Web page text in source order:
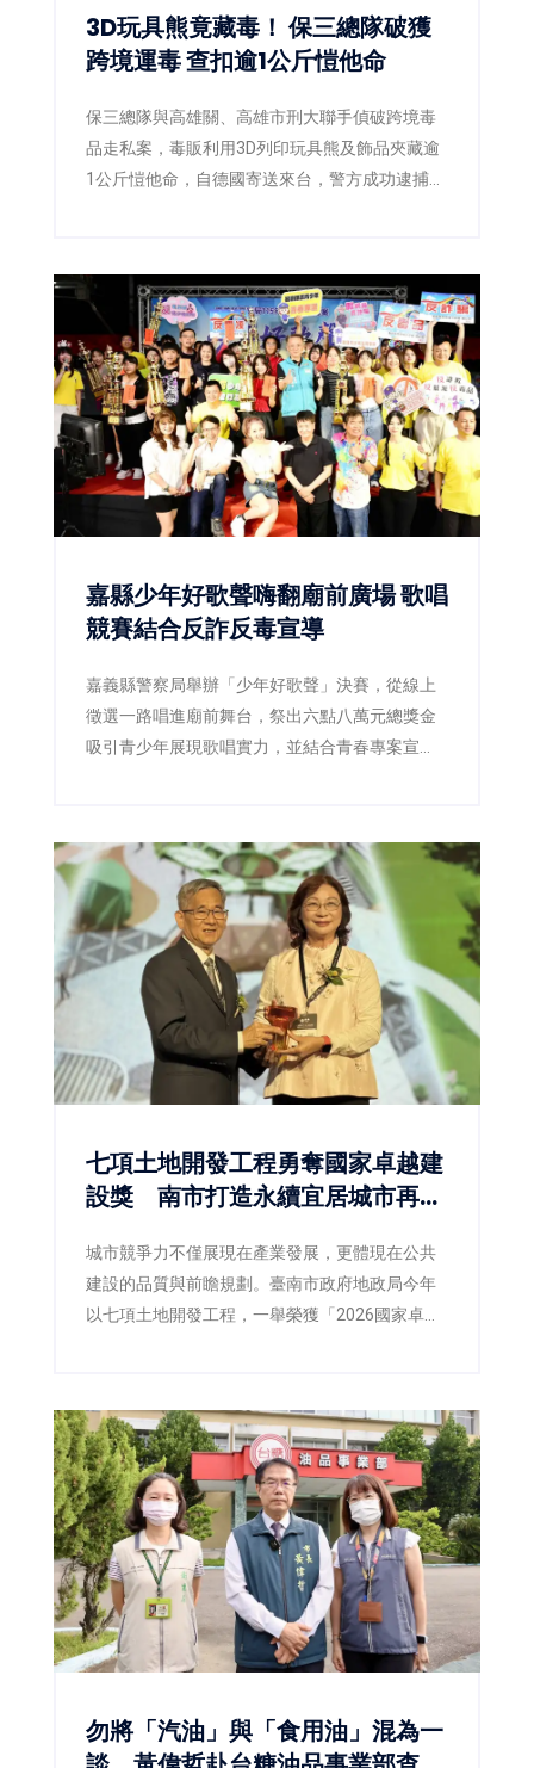
3D玩具熊竟藏毒！ 保三總隊破獲
跨境運毒 查扣逾1公斤愷他命
保三總隊與高雄關、高雄市刑大聯手偵破跨境毒
品走私案，毒販利用3D列印玩具熊及飾品夾藏逾
1公斤愷他命，自德國寄送來台，警方成功逮捕2
嘉縣少年好歌聲嗨翻廟前廣場 歌唱
競賽結合反詐反毒宣導
嘉義縣警察局舉辦「少年好歌聲」決賽，從線上
徵選一路唱進廟前舞台，祭出六點八萬元總獎金
吸引青少年展現歌唱實力，並結合青春專案宣
七項土地開發工程勇奪國家卓越建
設獎 南市打造永續宜居城市再獲
城市競爭力不僅展現在產業發展，更體現在公共
建設的品質與前瞻規劃。臺南市政府地政局今年
以七項土地開發工程，一舉榮獲「2026國家卓越
不僅展現臺南在土地開發、都市設計與工程品質
上的卓越成果，也反映市府持續推動宜居城市、
韌性城市與永續發展的具體成效。
勿將「汽油」與「食用油」混為一